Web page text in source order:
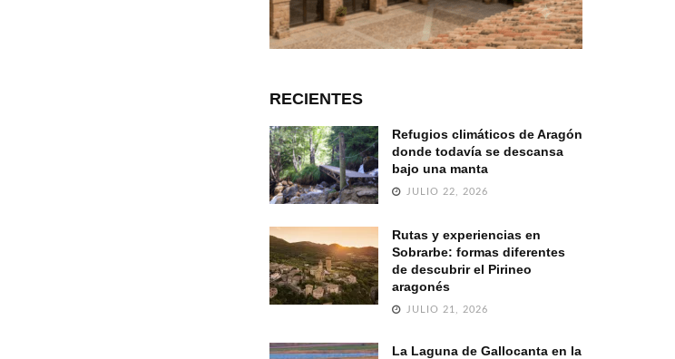
RECIENTES
Refugios climáticos de Aragón
donde todavía se descansa
bajo una manta
JULIO 22, 2026
Rutas y experiencias en
Sobrarbe: formas diferentes
de descubrir el Pirineo
aragonés
JULIO 21, 2026
La Laguna de Gallocanta en la